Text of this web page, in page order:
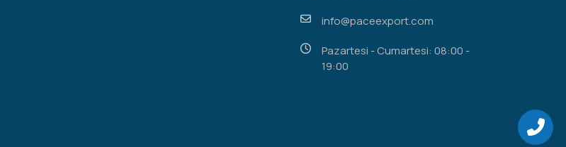
info@paceexport.com
Pazartesi - Cumartesi: 08:00 -
19:00